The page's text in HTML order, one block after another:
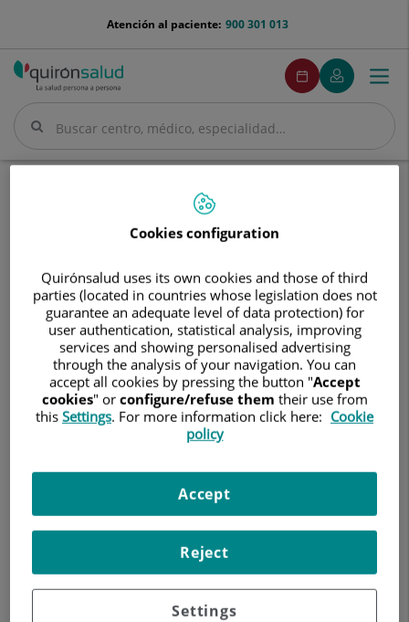
menu-
900 301 013
Atención al paciente:
Buscar
Buscar
menuPedirCita
Pedir
cita
Mi
Quirónsalud
Menú
Jesús Herranz Larrañeta
Jesús
Herranz
Larrañeta
JesúsHerranz Larrañeta
FACULTATIVO ESPECIALISTA OTORRINOLARINGOLOGÍA
OTORRINOLARINGOLOGÍA
Hospital Quirónsalud A Coruña
C/ Londres, 2
15009 La Coruña
Cookies configuration
Quirónsalud uses its own cookies and those of third
parties (located in countries whose legislation does not
guarantee an adequate level of data protection) for
user authentication, statistical analysis, improving
services and showing personalised advertising
through the analysis of your navigation. You can
accept all cookies by pressing the button "Accept
cookies" or configure/refuse them their use from
this Settings. For more information click here: Cookie
policy
Settings
Reject
Accept